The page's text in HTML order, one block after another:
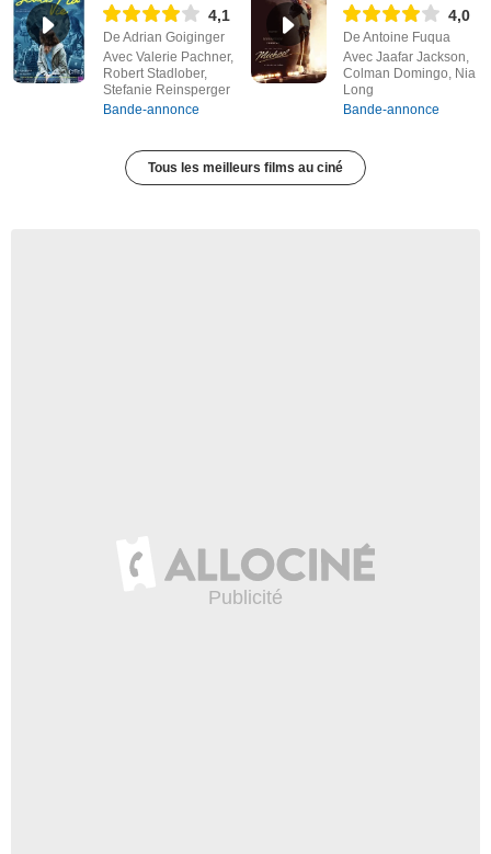
4,1
De Adrian Goiginger
Avec Valerie Pachner,
Robert Stadlober,
Stefanie Reinsperger
Bande-annonce
4,0
De Antoine Fuqua
Avec Jaafar Jackson,
Colman Domingo, Nia
Long
Bande-annonce
Tous les meilleurs films au ciné